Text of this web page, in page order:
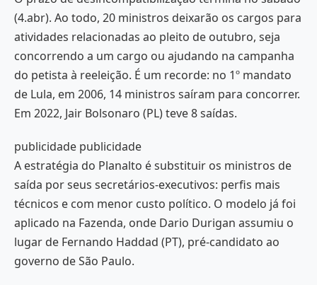
(4.abr). Ao todo, 20 ministros deixarão os cargos para
atividades relacionadas ao pleito de outubro, seja
concorrendo a um cargo ou ajudando na campanha
do petista à reeleição. É um recorde: no 1º mandato
de Lula, em 2006, 14 ministros saíram para concorrer.
Em 2022, Jair Bolsonaro (PL) teve 8 saídas.
publicidade publicidade
A estratégia do Planalto é substituir os ministros de
saída por seus secretários-executivos: perfis mais
técnicos e com menor custo político. O modelo já foi
aplicado na Fazenda, onde Dario Durigan assumiu o
lugar de Fernando Haddad (PT), pré-candidato ao
governo de São Paulo.